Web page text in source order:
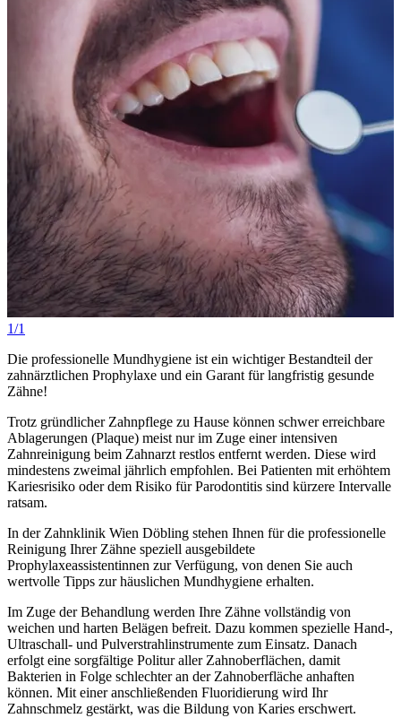
1/1
Die professionelle Mundhygiene ist ein wichtiger Bestandteil der
zahnärztlichen Prophylaxe und ein Garant für langfristig gesunde
Zähne!
Trotz gründlicher Zahnpflege zu Hause können schwer erreichbare
Ablagerungen (Plaque) meist nur im Zuge einer intensiven
Zahnreinigung beim Zahnarzt restlos entfernt werden. Diese wird
mindestens zweimal jährlich empfohlen. Bei Patienten mit erhöhtem
Kariesrisiko oder dem Risiko für Parodontitis sind kürzere Intervalle
ratsam.
In der Zahnklinik Wien Döbling stehen Ihnen für die professionelle
Reinigung Ihrer Zähne speziell ausgebildete
Prophylaxeassistentinnen zur Verfügung, von denen Sie auch
wertvolle Tipps zur häuslichen Mundhygiene erhalten.
Im Zuge der Behandlung werden Ihre Zähne vollständig von
weichen und harten Belägen befreit. Dazu kommen spezielle Hand-,
Ultraschall- und Pulverstrahlinstrumente zum Einsatz. Danach
erfolgt eine sorgfältige Politur aller Zahnoberflächen, damit
Bakterien in Folge schlechter an der Zahnoberfläche anhaften
können. Mit einer anschließenden Fluoridierung wird Ihr
Zahnschmelz gestärkt, was die Bildung von Karies erschwert.